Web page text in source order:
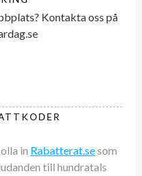
Kontakta oss på
in Rabatterat.sesom
till hundratals